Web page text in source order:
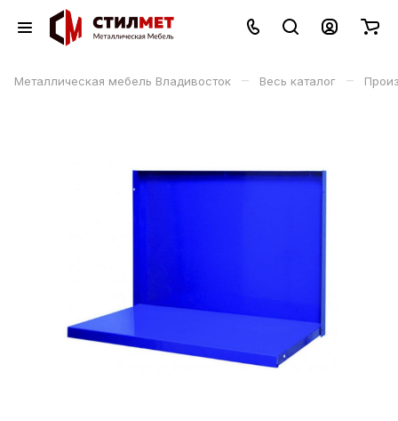
Металлическая мебель Владивосток – Весь каталог –